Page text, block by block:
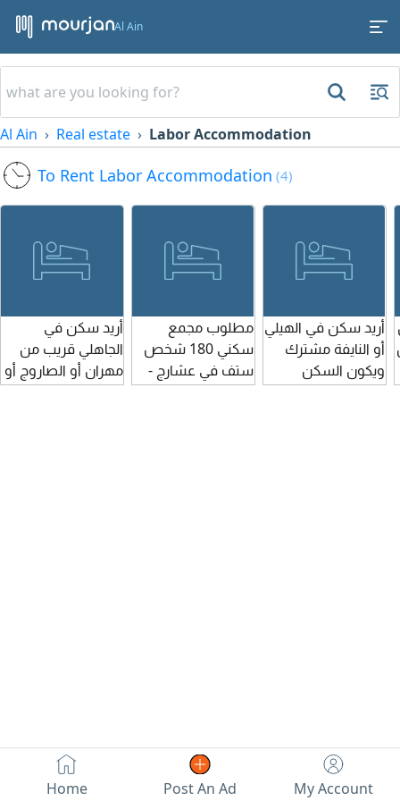
Al Ain
Al Ain Real estate Labor Accommodation
To Rent Labor Accommodation (4)
أريد سكن في
الجاهلي قريب من
مهران أو الصاروج أو
صناعية العين عند
مطلوب مجمع
سكني 180 شخص
ستف في عشارج -
البطين - المرخانية -
أريد سكن في الهيلي
أو النايفة مشترك
ويكون السكن
مقبول
Home Post An Ad My Account